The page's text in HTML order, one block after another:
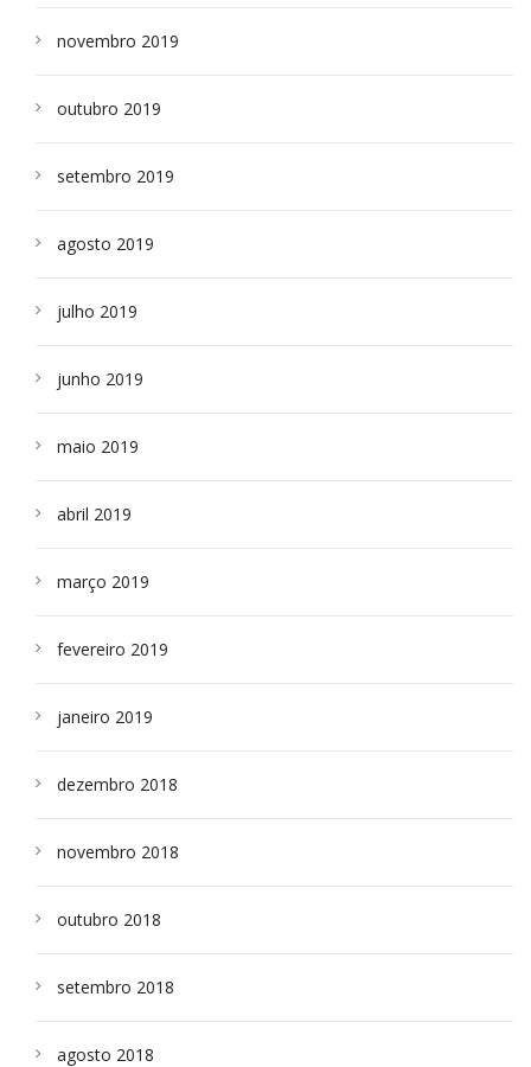
novembro 2019
outubro 2019
setembro 2019
agosto 2019
julho 2019
junho 2019
maio 2019
abril 2019
março 2019
fevereiro 2019
janeiro 2019
dezembro 2018
novembro 2018
outubro 2018
setembro 2018
agosto 2018